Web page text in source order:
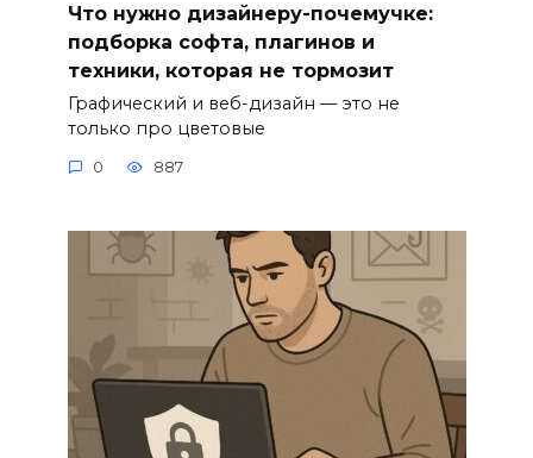
Что нужно дизайнеру-почемучке:
подборка софта, плагинов и
техники, которая не тормозит
Графический и веб-дизайн — это не
только про цветовые
0 887